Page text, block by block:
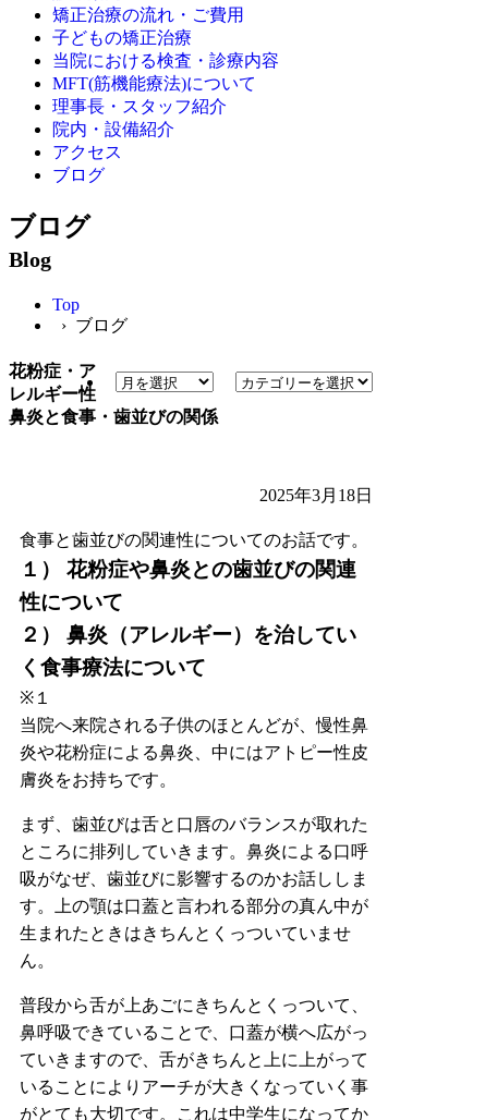
矯正治療の流れ・ご費用
子どもの矯正治療
当院における検査・診療内容
MFT(筋機能療法)について
理事長・スタッフ紹介
院内・設備紹介
アクセス
ブログ
ブログ
Blog
Top
› ブログ
花粉症・ア
レルギー性
鼻炎と食事・歯並びの関係
2025年3月18日
食事と歯並びの関連性についてのお話です。
１） 花粉症や鼻炎との歯並びの関連
性について
２） 鼻炎（アレルギー）を治してい
く食事療法について
※１
当院へ来院される子供のほとんどが、慢性鼻
炎や花粉症による鼻炎、中にはアトピー性皮
膚炎をお持ちです。
まず、歯並びは舌と口唇のバランスが取れた
ところに排列していきます。鼻炎による口呼
吸がなぜ、歯並びに影響するのかお話ししま
す。上の顎は口蓋と言われる部分の真ん中が
生まれたときはきちんとくっついていませ
ん。
普段から舌が上あごにきちんとくっついて、
鼻呼吸できていることで、口蓋が横へ広がっ
ていきますので、舌がきちんと上に上がって
いることによりアーチが大きくなっていく事
がとても大切です。これは中学生になってか